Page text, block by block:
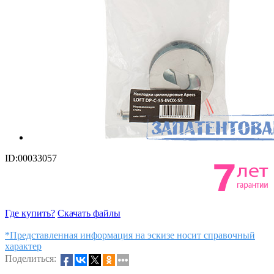
ID:00033057
Где купить? Скачать файлы
*Представленная информация на эскизе носит справочный
характер
Поделиться: